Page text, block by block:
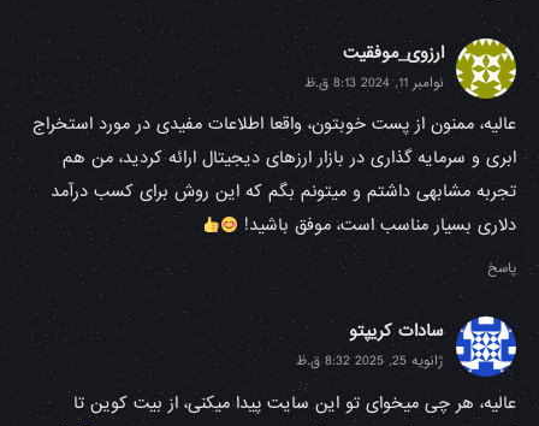
ارزوی_موفقیت
نوامبر 11, 2024 8:13 ق.ظ
عالیه، ممنون از پست خوبتون، واقعا اطلاعات مفیدی در مورد استخراج
ابری و سرمایه گذاری در بازار ارزهای دیجیتال ارائه کردید، من هم
تجربه مشابهی داشتم و میتونم بگم که این روش برای کسب درآمد
دلاری بسیار مناسب است، موفق باشید!
پاسخ
سادات کریپتو
ژانویه 25, 2025 8:32 ق.ظ
عالیه، هر چی میخوای تو این سایت پیدا میکنی، از بیت کوین تا